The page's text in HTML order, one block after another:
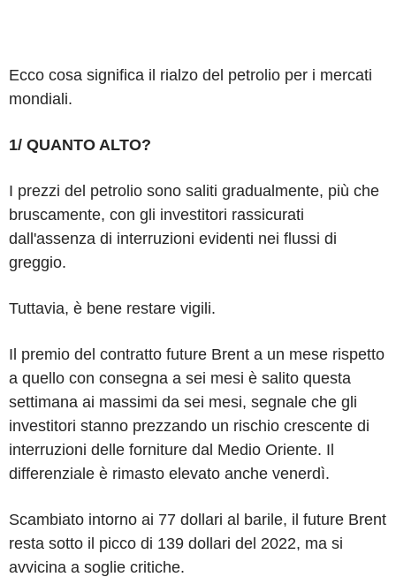
Ecco cosa significa il rialzo del petrolio per i mercati
mondiali.
1/ QUANTO ALTO?
I prezzi del petrolio sono saliti gradualmente, più che
bruscamente, con gli investitori rassicurati
dall'assenza di interruzioni evidenti nei flussi di
greggio.
Tuttavia, è bene restare vigili.
Il premio del contratto future Brent a un mese rispetto
a quello con consegna a sei mesi è salito questa
settimana ai massimi da sei mesi, segnale che gli
investitori stanno prezzando un rischio crescente di
interruzioni delle forniture dal Medio Oriente. Il
differenziale è rimasto elevato anche venerdì.
Scambiato intorno ai 77 dollari al barile, il future Brent
resta sotto il picco di 139 dollari del 2022, ma si
avvicina a soglie critiche.